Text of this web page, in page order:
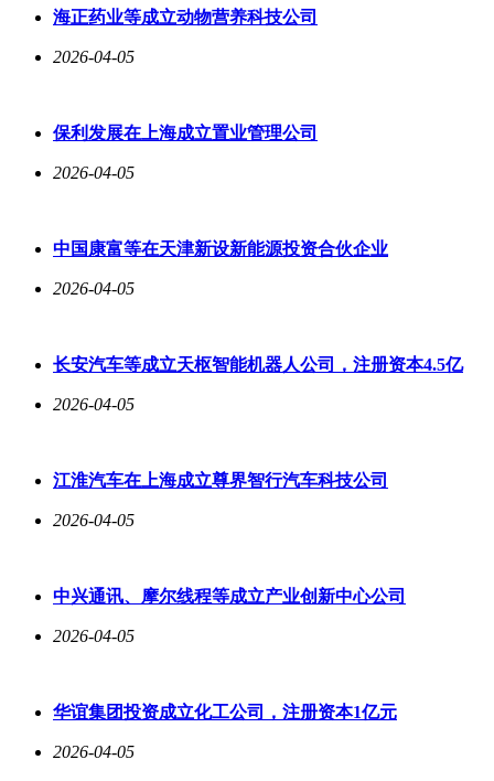
海正药业等成立动物营养科技公司
2026-04-05
保利发展在上海成立置业管理公司
2026-04-05
中国康富等在天津新设新能源投资合伙企业
2026-04-05
长安汽车等成立天枢智能机器人公司，注册资本4.5亿
2026-04-05
江淮汽车在上海成立尊界智行汽车科技公司
2026-04-05
中兴通讯、摩尔线程等成立产业创新中心公司
2026-04-05
华谊集团投资成立化工公司，注册资本1亿元
2026-04-05